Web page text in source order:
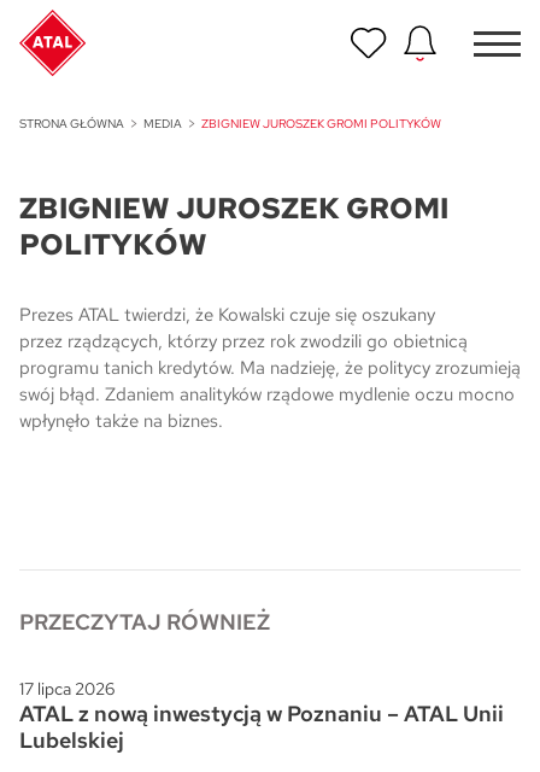
STRONA GŁÓWNA MEDIA ZBIGNIEW JUROSZEK GROMI POLITYKÓW
ZBIGNIEW JUROSZEK GROMI
POLITYKÓW
Prezes ATAL twierdzi, że Kowalski czuje się oszukany
przez rządzących, którzy przez rok zwodzili go obietnicą
programu tanich kredytów. Ma nadzieję, że politycy zrozumieją
swój błąd. Zdaniem analityków rządowe mydlenie oczu mocno
wpłynęło także na biznes.
PRZECZYTAJ RÓWNIEŻ
17 lipca 2026
ATAL z nową inwestycją w Poznaniu – ATAL Unii
Lubelskiej
ATAL Unii Lubelskiej w Poznaniu
Nowość
ATAL Ville przy Białej
Program Poleceń ATAL
Polecaj i zyskaj nawet 5 000 zł
NOWOŚĆ
ATAL Floriana w Szczecinie